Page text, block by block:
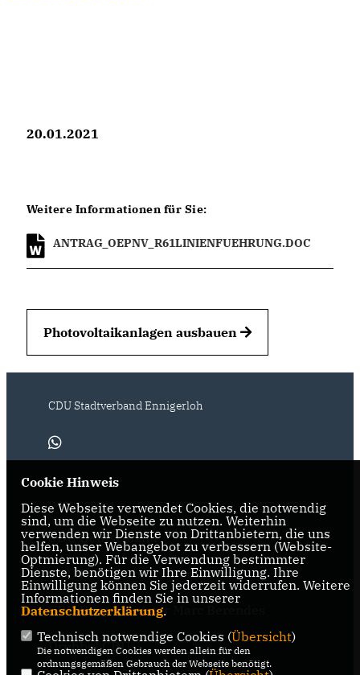
20.01.2021
Weitere Informationen für Sie:
ANTRAG_OEPNV_R61LINIENFUEHRUNG.DOC
Photovoltaikanlagen ausbauen
CDU Stadtverband Ennigerloh
IMPRESSUM DATENSCHUTZ KONTAKT
CDU Deutschland
CDU Kreisverband Warendorf-
Beckum
CDU Bürgermeister Marc Berendes
Drubbel CDU
Cookie Hinweis
Diese Webseite verwendet Cookies, die notwendig
sind, um die Webseite zu nutzen. Weiterhin
verwenden wir Dienste von Drittanbietern, die uns
helfen, unser Webangebot zu verbessern (Website-
Optmierung). Für die Verwendung bestimmter
Dienste, benötigen wir Ihre Einwilligung. Ihre
Einwilligung können Sie jederzeit widerrufen. Weitere
Informationen finden Sie in unserer
Datenschutzerklärung.
Technisch notwendige Cookies (Übersicht)
Die notwendigen Cookies werden allein für den
ordnungsgemäßen Gebrauch der Webseite benötigt.